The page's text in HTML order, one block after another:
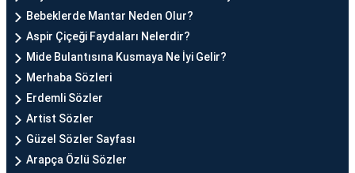
Bebeklerde Mantar Neden Olur?
Aspir Çiçeği Faydaları Nelerdir?
Mide Bulantısına Kusmaya Ne İyi Gelir?
Merhaba Sözleri
Erdemli Sözler
Artist Sözler
Güzel Sözler Sayfası
Arapça Özlü Sözler